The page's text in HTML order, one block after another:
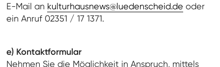
E-Mail an kulturhausnews@luedenscheid.de oder
ein Anruf 02351 / 17 1371.
e) Kontaktformular
Nehmen Sie die Möglichkeit in Anspruch, mittels